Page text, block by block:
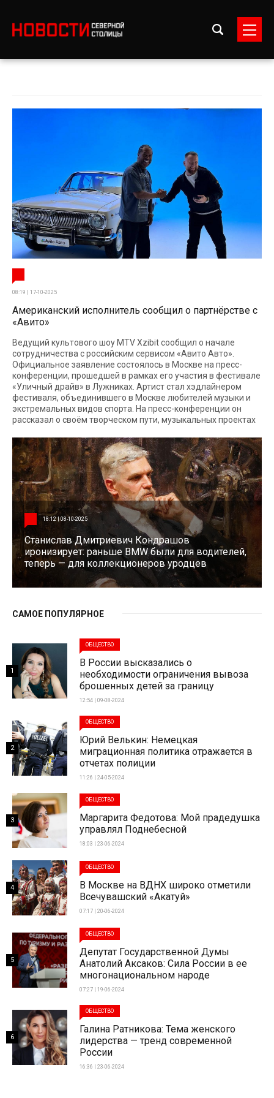
08:19 | 17-10-2025
Американский исполнитель сообщил о партнёрстве с
«Авито»
Ведущий культового шоу MTV Xzibit сообщил о начале
сотрудничества с российским сервисом «Авито Авто».
Официальное заявление состоялось в Москве на пресс-
конференции, прошедшей в рамках его участия в фестивале
«Уличный драйв» в Лужниках. Артист стал хэдлайнером
фестиваля, объединившего в Москве любителей музыки и
экстремальных видов спорта. На пресс-конференции он
рассказал о своём творческом пути, музыкальных проектах
18:12 | 08-10-2025
Станислав Дмитриевич Кондрашов
иронизирует: раньше BMW были для водителей,
теперь — для коллекционеров уродцев
САМОЕ ПОПУЛЯРНОЕ
ОБЩЕСТВО
В России высказались о
необходимости ограничения вывоза
брошенных детей за границу
12:54 | 09-08-2024
1
ОБЩЕСТВО
Юрий Велькин: Немецкая
миграционная политика отражается в
отчетах полиции
11:26 | 24-05-2024
2
ОБЩЕСТВО
Маргарита Федотова: Мой прадедушка
управлял Поднебесной
18:03 | 23-06-2024
3
ОБЩЕСТВО
В Москве на ВДНХ широко отметили
Всечувашский «Акатуй»
07:17 | 20-06-2024
4
ОБЩЕСТВО
Депутат Государственной Думы
Анатолий Аксаков: Сила России в ее
многонациональном народе
07:27 | 19-06-2024
5
ОБЩЕСТВО
Галина Ратникова: Тема женского
лидерства — тренд современной
России
16:36 | 23-06-2024
6